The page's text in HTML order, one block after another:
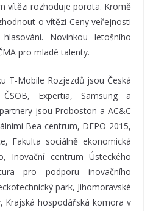
vítězi rozhoduje porota. Kromě
o vítězi Ceny veřejnosti
Novinkou letošního
pro mladé talenty.
T-Mobile Rozjezdů jsou Česká
Expertia, Samsung a
jsou Proboston a AC&C
Bea centrum, DEPO 2015,
Fakulta sociálně ekonomická
Inovační centrum Ústeckého
pro podporu inovačního
park, Jihomoravské
Krajská hospodářská komora v